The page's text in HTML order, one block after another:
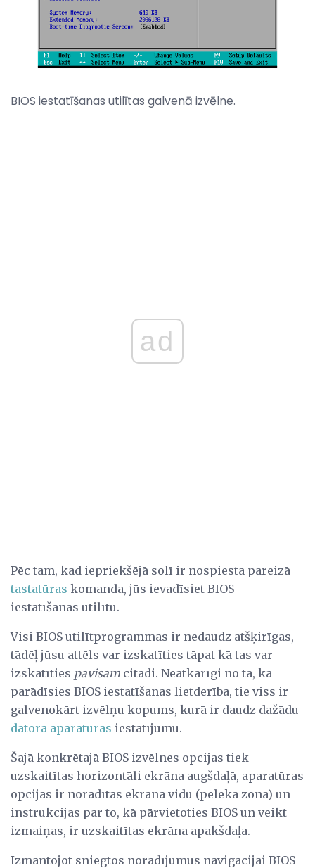
BIOS iestatīšanas utilītas galvenā izvēlne.
ad
Pēc tam, kad iepriekšējā solī ir nospiesta pareizā
tastatūras komanda, jūs ievadīsiet BIOS
iestatīšanas utilītu.
Visi BIOS utilītprogrammas ir nedaudz atšķirīgas,
tādēļ jūsu attēls var izskatīties tāpat kā tas var
izskatīties pavisam citādi. Neatkarīgi no tā, kā
parādīsies BIOS iestatīšanas lietderība, tie viss ir
galvenokārt izvēlņu kopums, kurā ir daudz dažādu
datora aparatūras iestatījumu.
Šajā konkrētajā BIOS izvēlnes opcijas tiek
uzskaitītas horizontāli ekrāna augšdaļā, aparatūras
opcijas ir norādītas ekrāna vidū (pelēkā zona) un
instrukcijas par to, kā pārvietoties BIOS un veikt
izmaiņas, ir uzskaitītas ekrāna apakšdaļa.
Izmantojot sniegtos norādījumus navigācijai BIOS